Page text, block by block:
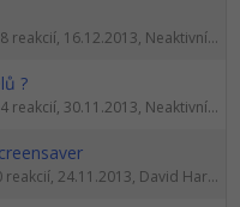
8 reakcií, 16.12.2013, Neaktivní...
?
4 reakcií, 30.11.2013, Neaktivní...
reakcií, 24.11.2013, David Har...